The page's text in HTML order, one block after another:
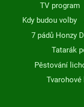
TV program
Kdy budou volby
7 pádů Honzy
Tatarák
Pěstování
Tvarohové